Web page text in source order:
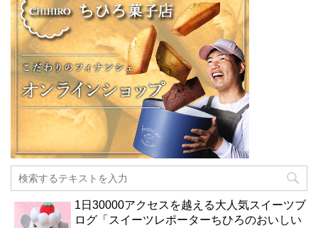
1日30000アクセスを越える大人気スイーツブ
ログ「スイーツレポーターちひろのおいしい